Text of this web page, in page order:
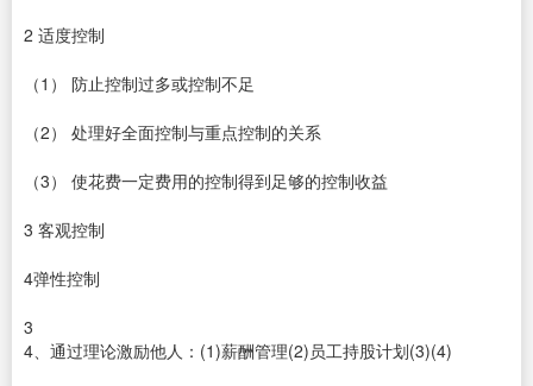
2 适度控制
（1） 防止控制过多或控制不足
（2） 处理好全面控制与重点控制的关系
（3） 使花费一定费用的控制得到足够的控制收益
3 客观控制
4弹性控制
3
4、通过理论激励他人：(1)薪酬管理(2)员工持股计划(3)(4)